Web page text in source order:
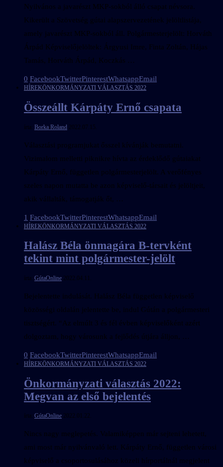
Nyilvános a javarészt MKP-sokból álló csapat névsora.
Kikerült a Szövetség gútai alapszervezetének jelöltlistája,
amely javarészt MKP-sokból áll. Polgármesterjelölt: Horváth
Árpád Képviselőjelöltek: Árgyusi Imre, Finta Zoltán, Hájas
Tamás, Horváth Árpád, Koczkás …
0 FacebookTwitterPinterestWhatsappEmail
HÍREKÖNKORMÁNYZATI VÁLASZTÁS 2022
Összeállt Kárpáty Ernő csapata
írta: Borka Roland 2022.07.15.
Választási programjukat ősszel kívánják bemutatni.
Vizimalom melletti piknikre hívta az érdeklődő gútaiakat
Kárpáty Ernő, független polgármesterjelölt. A verőfényes
szeles napon mutatta be azon képviselő-társait és jelöltjeit,
akik vállalták, támogatják őt, …
1 FacebookTwitterPinterestWhatsappEmail
HÍREKÖNKORMÁNYZATI VÁLASZTÁS 2022
Halász Béla önmagára B-tervként
tekint mint polgármester-jelölt
írta: GútaOnline 2022.04.11.
Bejelentette indulását. Halász Béla független képviselő
közösségi oldalán jelentette be, indul Gútán a polgármesteri
tisztségért. “Az elmúlt 3 és fél évben képviselőként azért
dolgoztam, hogy városunk a fejlődés útjára álljon, …
0 FacebookTwitterPinterestWhatsappEmail
HÍREKÖNKORMÁNYZATI VÁLASZTÁS 2022
Önkormányzati választás 2022:
Megvan az első bejelentés
írta: GútaOnline 2022.01.22.
Nincs nagy meglepetés. Valamiképpen már sejteni lehetett,
ami most már nyilvánvaló lett. Kárpáty Ernő, független városi
képviselő a csoportosulásához közeli hírportálnál megjelent